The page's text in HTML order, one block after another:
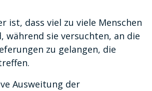
ist, dass viel zu viele Menschen
während sie versuchten, an die
zu gelangen, die
Ausweitung der